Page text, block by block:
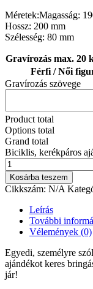
Méretek:Magasság:
Hossz: 200 mm
Szélesség: 80 mm
Gravírozás max. 20
Férfi / Női
Gravírozás szövege
Product total
Options total
Grand total
Biciklis, kerékpáros
Kosárba teszem
Cikkszám: N/A
Leírás
További
Vélemények (0)
Egyedi, személyre
ajándékot keres
jár!